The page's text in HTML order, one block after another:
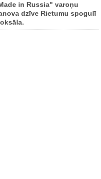
in Russia" varoņu
dzīve Rietumu spogulī